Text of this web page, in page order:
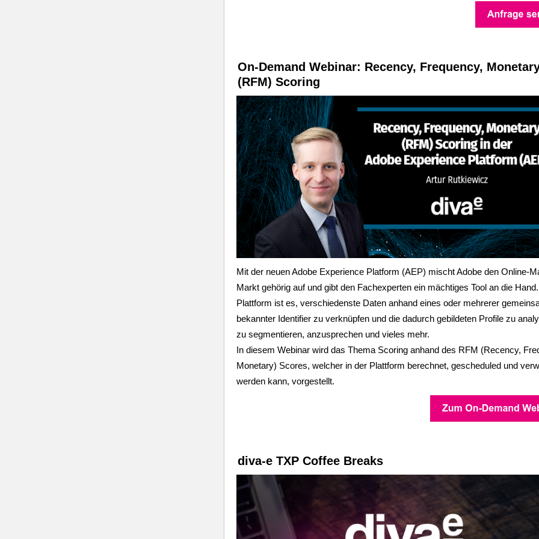
On-Demand Webinar: Recency, Frequency,
(RFM) Scoring
Mit der neuen Adobe Experience Platform (AEP) mischt Adobe den Online-
Markt gehörig auf und gibt den Fachexperten ein mächtiges Tool an die
Plattform ist es, verschiedenste Daten anhand eines oder mehrerer
bekannter Identifier zu verknüpfen und die dadurch gebildeten Profile zu
zu segmentieren, anzusprechen und vieles mehr.
In diesem Webinar wird das Thema Scoring anhand des RFM (Recency,
Monetary) Scores, welcher in der Plattform berechnet, gescheduled und
werden kann, vorgestellt.
diva-e TXP Coffee Breaks